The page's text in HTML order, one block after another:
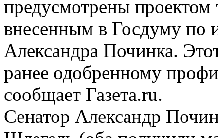
предусмотрены проектом
внесенным в Госдуму по
Александра Починка.
ранее одобренному
сообщает Газета.ru.
Сенатор Александр